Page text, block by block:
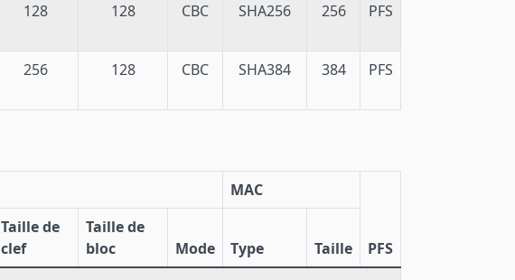
128 128 CBC SHA256 256 PFS
256 128 CBC SHA384 384 PFS
MAC
PFS
Taille de
clef
Taille de
bloc
Mode Type Taille